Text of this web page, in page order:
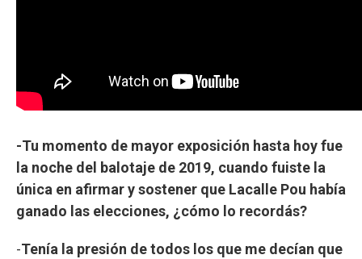
-Tu momento de mayor exposición hasta hoy fue
la noche del balotaje de 2019, cuando fuiste la
única en afirmar y sostener que Lacalle Pou había
ganado las elecciones, ¿cómo lo recordás?
-Tenía la presión de todos los que me decían que